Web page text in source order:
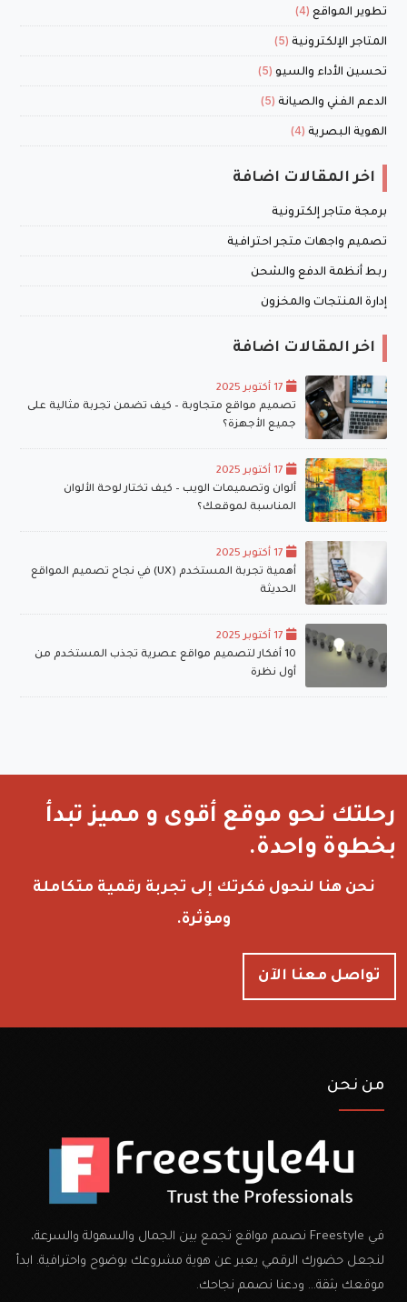
تطوير المواقع (4)
المتاجر الإلكترونية (5)
تحسين الأداء والسيو (5)
الدعم الفني والصيانة (5)
الهوية البصرية (4)
اخر المقالات اضافة
برمجة متاجر إلكترونية
تصميم واجهات متجر احترافية
ربط أنظمة الدفع والشحن
إدارة المنتجات والمخزون
اخر المقالات اضافة
تصميم مواقع متجاوبة – كيف تضمن تجربة مثالية على
جميع الأجهزة؟
ألوان وتصميمات الويب – كيف تختار لوحة الألوان
المناسبة لموقعك؟
أهمية تجربة المستخدم (UX) في نجاح تصميم المواقع
الحديثة
10 أفكار لتصميم مواقع عصرية تجذب المستخدم من
أول نظرة
رحلتك نحو موقع أقوى و مميز تبدأ
بخطوة واحدة.
نحن هنا لنحول فكرتك إلى تجربة رقمية متكاملة
ومؤثرة.
تواصل معنا الآن
من نحن
في Freestyle نصمم مواقع تجمع بين الجمال والسهولة والسرعة،
لنجعل حضورك الرقمي يعبر عن هوية مشروعك بوضوح واحترافية. ابدأ
موقعك بثقة… ودعنا نصمم نجاحك.